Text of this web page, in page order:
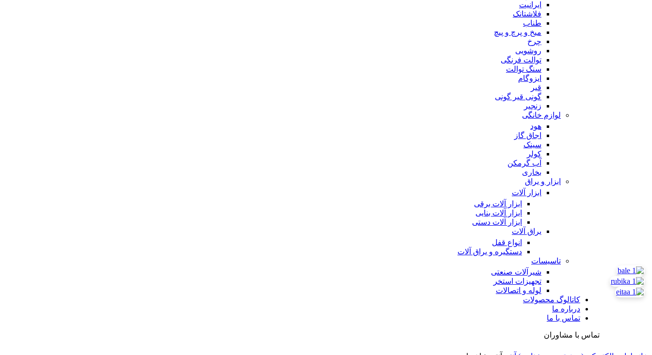
ایرانیت
فلاشتانک
طناب
میخ و پرچ و پیچ
چرخ
روشویی
توالت فرنگی
سنگ توالت
ایزوگام
قیر
گونی قیر گونی
زنجیر
لوازم خانگی
هود
اجاق گاز
سینک
کولر
آب گرمکن
بخاری
ابزار و یراق
ابزار آلات
ابزار آلات برقی
ابزار آلات بنایی
ابزار آلات دستی
یراق آلات
انواع قفل
دستگیره و یراق آلات
تاسیسات
شیرآلات صنعتی
تجهیزات استخر
لوله و اتصالات
کاتالوگ محصولات
درباره ما
تماس با ما
تماس با مشاوران